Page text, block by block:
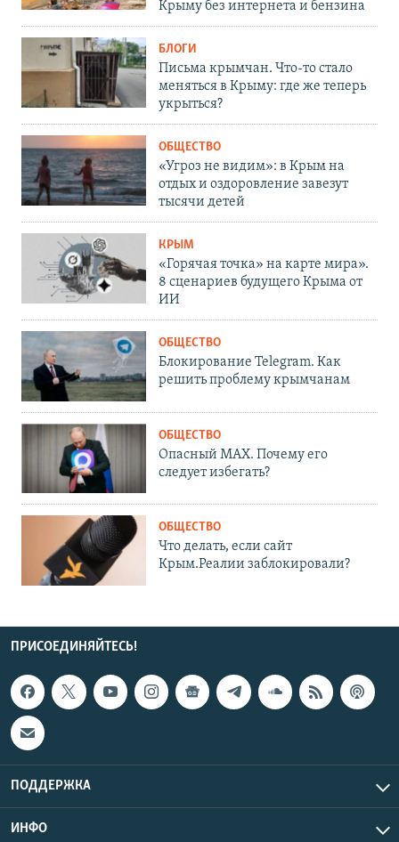
Крыму без интернета и бензина
БЛОГИ
Письма крымчан. Что-то стало
меняться в Крыму: где же теперь
укрыться?
ОБЩЕСТВО
«Угроз не видим»: в Крым на
отдых и оздоровление завезут
тысячи детей
КРЫМ
«Горячая точка» на карте мира».
8 сценариев будущего Крыма от
ИИ
ОБЩЕСТВО
Блокирование Telegram. Как
решить проблему крымчанам
ОБЩЕСТВО
Опасный MAX. Почему его
следует избегать?
ОБЩЕСТВО
Что делать, если сайт
Крым.Реалии заблокировали?
ПРИСОЕДИНЯЙТЕСЬ!
ПОДДЕРЖКА
ИНФО